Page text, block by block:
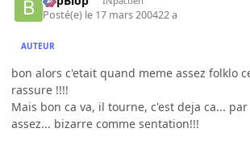
Posté(e) le 17 mars 200422 a
AUTEUR
bon alors c'etait quand meme assez folklo
rassure !!!!
Mais bon ca va, il tourne, c'est deja ca...
assez... bizarre comme sentation!!!